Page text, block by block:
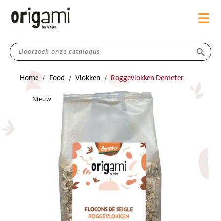
search
Home Food Vlokken Roggevlokken Demeter
Nieuw